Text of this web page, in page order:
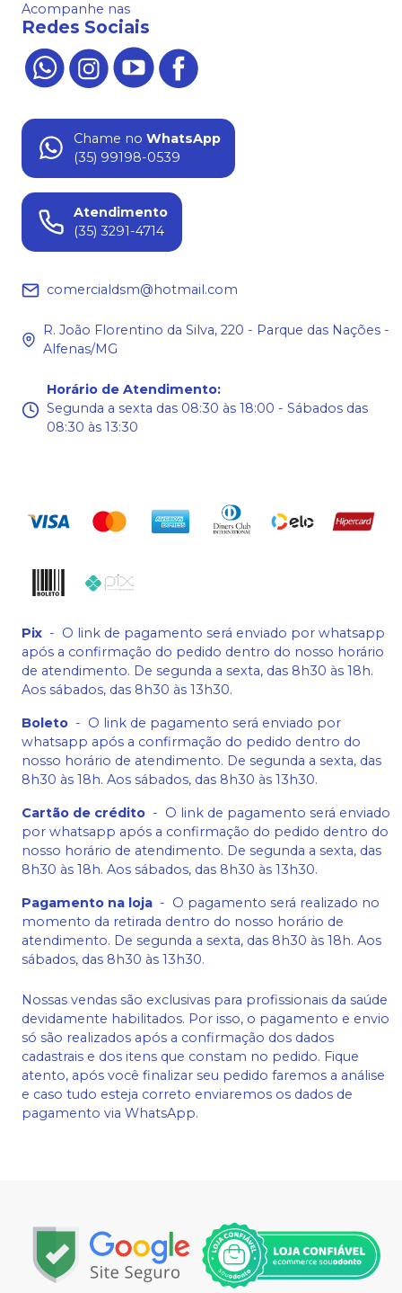
Acompanhe nas
Redes Sociais
Chame no WhatsApp
(35) 99198-0539
Atendimento
(35) 3291-4714
comercialdsm@hotmail.com
R. João Florentino da Silva, 220 - Parque das Nações -
Alfenas/MG
Horário de Atendimento:
Segunda a sexta das 08:30 às 18:00 - Sábados das
08:30 às 13:30
Pix - O link de pagamento será enviado por whatsapp
após a confirmação do pedido dentro do nosso horário
de atendimento. De segunda a sexta, das 8h30 às 18h.
Aos sábados, das 8h30 às 13h30.
Boleto - O link de pagamento será enviado por
whatsapp após a confirmação do pedido dentro do
nosso horário de atendimento. De segunda a sexta, das
8h30 às 18h. Aos sábados, das 8h30 às 13h30.
Cartão de crédito - O link de pagamento será enviado
por whatsapp após a confirmação do pedido dentro do
nosso horário de atendimento. De segunda a sexta, das
8h30 às 18h. Aos sábados, das 8h30 às 13h30.
Pagamento na loja - O pagamento será realizado no
momento da retirada dentro do nosso horário de
atendimento. De segunda a sexta, das 8h30 às 18h. Aos
sábados, das 8h30 às 13h30.
Nossas vendas são exclusivas para profissionais da saúde
devidamente habilitados. Por isso, o pagamento e envio
só são realizados após a confirmação dos dados
cadastrais e dos itens que constam no pedido. Fique
atento, após você finalizar seu pedido faremos a análise
e caso tudo esteja correto enviaremos os dados de
pagamento via WhatsApp.